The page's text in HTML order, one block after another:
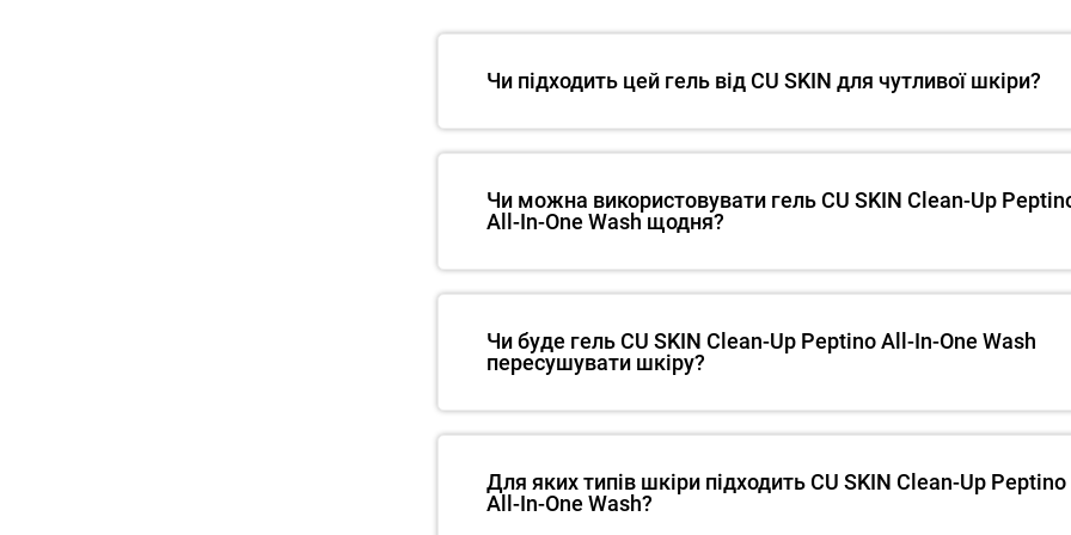
Чи підходить цей гель від CU SKIN для чутливої шкіри?
Чи можна використовувати гель CU SKIN Clean-Up
All-In-One Wash щодня?
Чи буде гель CU SKIN Clean-Up Peptino All-In-One Wash
пересушувати шкіру?
Для яких типів шкіри підходить CU SKIN Clean-Up Peptino
All-In-One Wash?